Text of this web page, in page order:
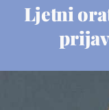
Ljetni